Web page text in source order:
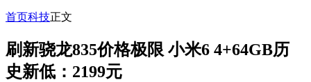
首页科技正文
刷新骁龙835价格极限 小米6 4+64GB历
史新低：2199元